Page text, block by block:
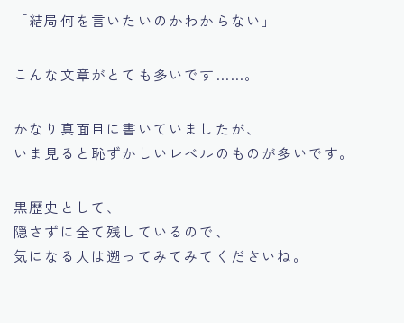
「結局何を言いたいのかわからない」
こんな文章がとても多いです……。
かなり真面目に書いていましたが、
いま見ると恥ずかしいレベルのものが多いです。
黒歴史として、
隠さずに全て残しているので、
気になる人は遡ってみてみてくださいね。